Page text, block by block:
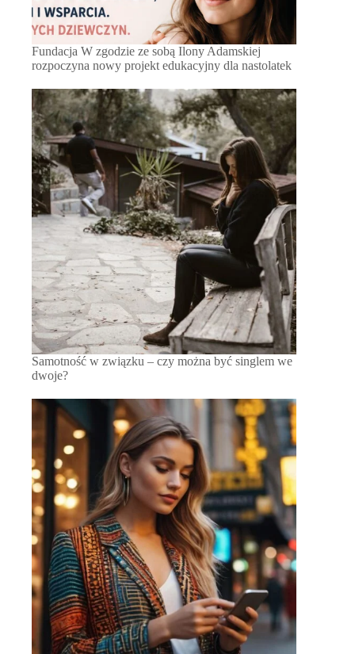
Fundacja W zgodzie ze sobą Ilony Adamskiej
rozpoczyna nowy projekt edukacyjny dla nastolatek
Samotność w związku – czy można być singlem we
dwoje?